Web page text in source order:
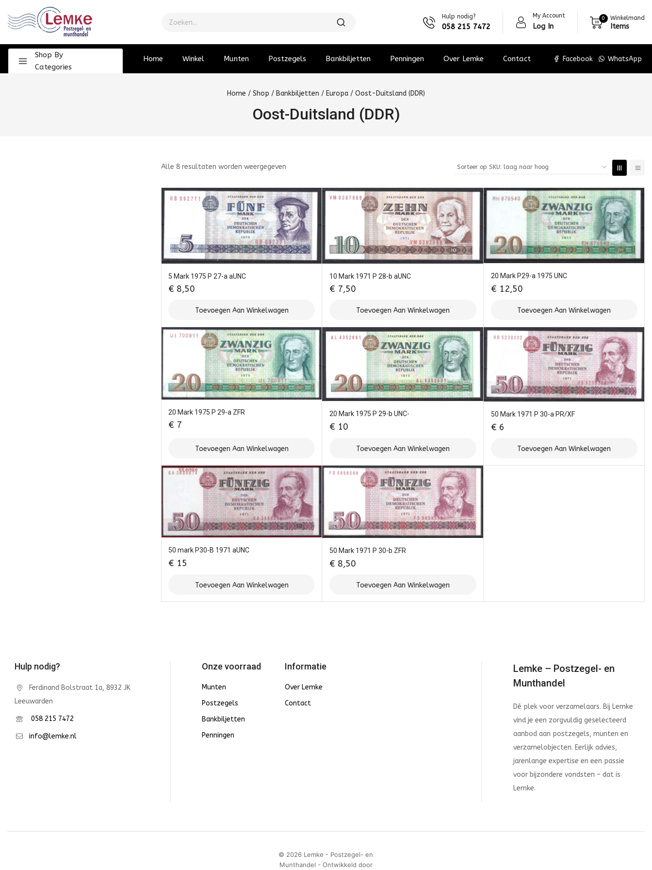
Hulp nodig?
058 215 7472
My Account
Log In
0 Winkelmand
Items
Shop By
Categories
Home Winkel Munten Postzegels Bankbiljetten Penningen Over Lemke Contact Facebook WhatsApp
Home / Shop / Bankbiljetten / Europa / Oost-Duitsland (DDR)
Oost-Duitsland (DDR)
Alle 8 resultaten worden weergegeven
5 Mark 1975 P 27-a aUNC
€ 8,50
Toevoegen Aan Winkelwagen
10 Mark 1971 P 28-b aUNC
€ 7,50
Toevoegen Aan Winkelwagen
20 Mark P29-a 1975 UNC
€ 12,50
Toevoegen Aan Winkelwagen
20 Mark 1975 P 29-a ZFR
€ 7
Toevoegen Aan Winkelwagen
20 Mark 1975 P 29-b UNC-
€ 10
Toevoegen Aan Winkelwagen
50 Mark 1971 P 30-a PR/XF
€ 6
Toevoegen Aan Winkelwagen
50 mark P30-B 1971 aUNC
€ 15
Toevoegen Aan Winkelwagen
50 Mark 1971 P 30-b ZFR
€ 8,50
Toevoegen Aan Winkelwagen
Hulp nodig?
Ferdinand Bolstraat 1a, 8932 JK
Leeuwarden
058 215 7472
info@lemke.nl
Onze voorraad
Munten
Postzegels
Bankbiljetten
Penningen
Informatie
Over Lemke
Contact
Lemke – Postzegel- en
Munthandel
Dé plek voor verzamelaars. Bij Lemke
vind je een zorgvuldig geselecteerd
aanbod aan postzegels, munten en
verzamelobjecten. Eerlijk advies,
jarenlange expertise en een passie
voor bijzondere vondsten – dat is
Lemke.
© 2026 Lemke - Postzegel- en
Munthandel - Ontwikkeld door